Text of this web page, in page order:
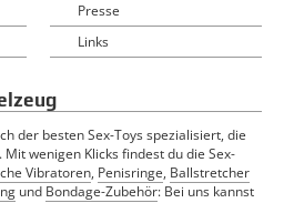
Presse
Links
der besten Sex-Toys spezialisiert, die
wenigen Klicks findest du die Sex-
Vibratoren, Penisringe, Ballstretcher
und Bondage-Zubehör: Bei uns kannst